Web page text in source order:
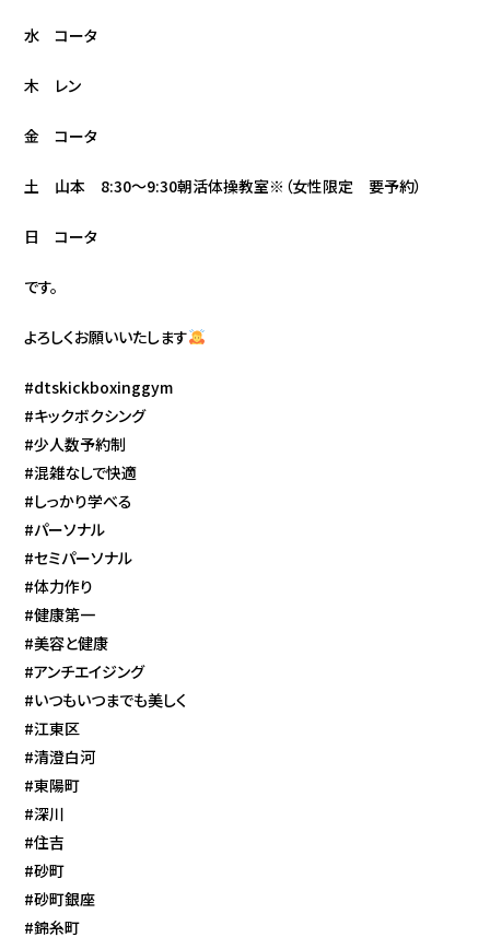
水 コータ
木 レン
金 コータ
土 山本 8:30〜9:30朝活体操教室※（女性限定 要予約）
日 コータ
です。
よろしくお願いいたします
#dtskickboxinggym
#キックボクシング
#少人数予約制
#混雑なしで快適
#しっかり学べる
#パーソナル
#セミパーソナル
#体力作り
#健康第一
#美容と健康
#アンチエイジング
#いつもいつまでも美しく
#江東区
#清澄白河
#東陽町
#深川
#住吉
#砂町
#砂町銀座
#錦糸町